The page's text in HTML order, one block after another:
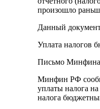
произошло
Данный
Уплата налогов
Письмо Минфина
Минфин РФ
уплаты налога
налога